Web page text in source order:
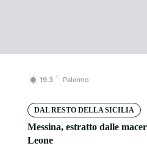
19.3 C Palermo
DAL RESTO DELLA SICILIA
Messina, estratto dalle
Leone